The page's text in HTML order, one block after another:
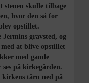
stenen skulle tilbage
hvor den så for
opstillet.
Jermins gravsted, og
med at blive opstillet
med gamle
ses på kirkegården.
tårn ned på